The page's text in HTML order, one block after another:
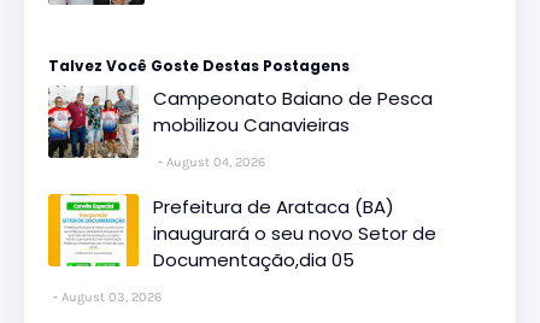
Talvez Você Goste Destas Postagens
Campeonato Baiano de Pesca
mobilizou Canavieiras
August 04, 2026
Prefeitura de Arataca (BA)
inaugurará o seu novo Setor de
Documentação,dia 05
August 03, 2026